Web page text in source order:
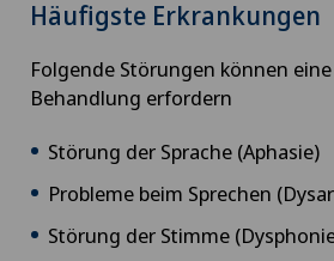
Häufigste Erkrankungen
Folgende Störungen können
Behandlung erfordern
Störung der Sprache (Aphasie)
Probleme beim Sprechen
Störung der Stimme